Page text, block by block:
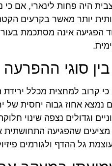
היה פחות לינארי, אם כי
יותר מאשר בקרעים
הפגיעה אינה מסתכמת
סוגי
כי קרוב למחצית מכלל
נמצא אחוז גבוה יחסית של
וגדולים נצפה שינוי
שהפגיעה התחושתית
גל ההדף ולגורמים